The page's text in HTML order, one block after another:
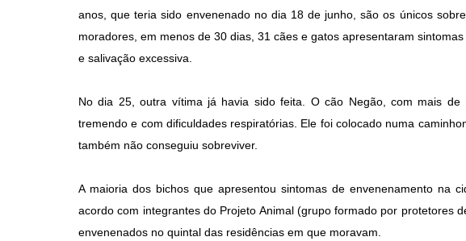
anos, que teria sido envenenado no dia 18 de junho, são os únicos
moradores, em menos de 30 dias, 31 cães e gatos apresentaram
e salivação excessiva.
No dia 25, outra vítima já havia sido feita. O cão Negão, com mais
tremendo e com dificuldades respiratórias. Ele foi colocado numa
também não conseguiu sobreviver.
A maioria dos bichos que apresentou sintomas de envenenamento na
acordo com integrantes do Projeto Animal (grupo formado por protetores
envenenados no quintal das residências em que moravam.